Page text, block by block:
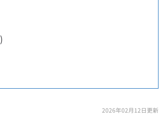
)
2026年02月12日更新